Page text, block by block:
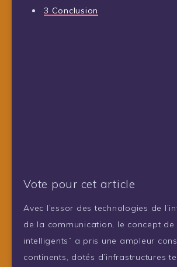
3 Conclusion
Vote pour cet article
Avec l’essor des technologies de
de la communication, le concept de
intelligents” a pris une ampleur
continents, dotés d’infrastructures